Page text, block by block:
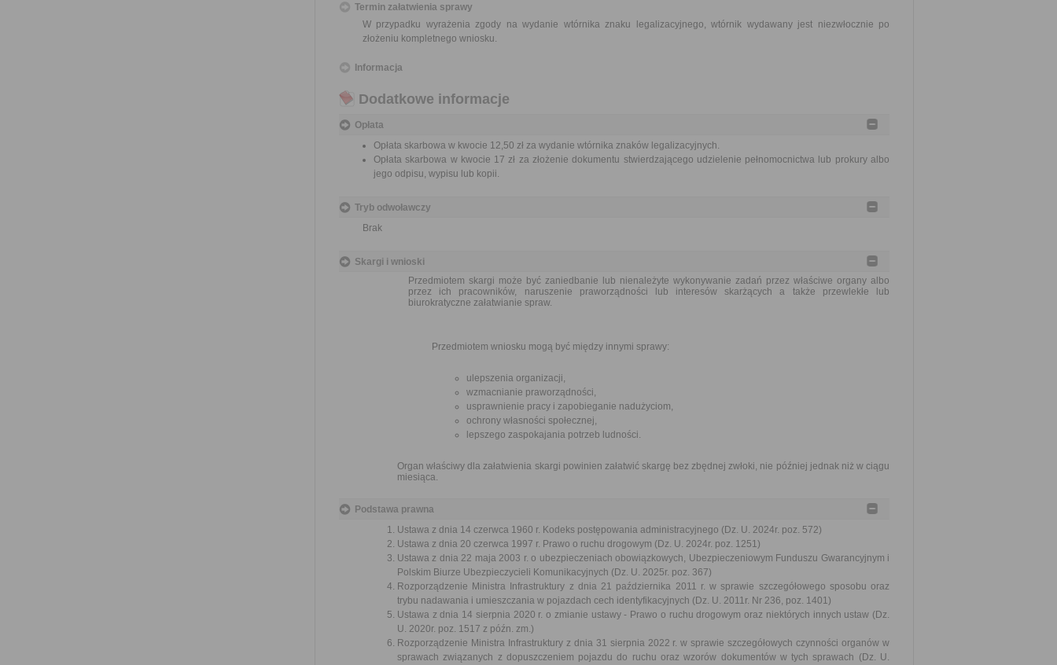
Termin załatwienia sprawy
W przypadku wyrażenia zgody na wydanie wtórnika znaku legalizacyjnego, wtórnik wydawany jest niezwłocznie po
złożeniu kompletnego wniosku.
Informacja
Dodatkowe informacje
Opłata
Opłata skarbowa w kwocie 12,50 zł za wydanie wtórnika znaków legalizacyjnych.
Opłata skarbowa w kwocie 17 zł za złożenie dokumentu stwierdzającego udzielenie pełnomocnictwa lub prokury albo
jego odpisu, wypisu lub kopii.
Tryb odwoławczy
Brak
Skargi i wnioski
Przedmiotem skargi może być zaniedbanie lub nienależyte wykonywanie zadań przez właściwe organy albo
przez ich pracowników, naruszenie praworządności lub interesów skarżących a także przewlekłe lub
biurokratyczne załatwianie spraw.
Przedmiotem wniosku mogą być między innymi sprawy:
ulepszenia organizacji,
wzmacnianie praworządności,
usprawnienie pracy i zapobieganie nadużyciom,
ochrony własności społecznej,
lepszego zaspokajania potrzeb ludności.
Organ właściwy dla załatwienia skargi powinien załatwić skargę bez zbędnej zwłoki, nie później jednak niż w ciągu
miesiąca.
Podstawa prawna
Ustawa z dnia 14 czerwca 1960 r. Kodeks postępowania administracyjnego (Dz. U. 2024r. poz. 572)
Ustawa z dnia 20 czerwca 1997 r. Prawo o ruchu drogowym (Dz. U. 2024r. poz. 1251)
Ustawa z dnia 22 maja 2003 r. o ubezpieczeniach obowiązkowych, Ubezpieczeniowym Funduszu Gwarancyjnym i
Polskim Biurze Ubezpieczycieli Komunikacyjnych (Dz. U. 2025r. poz. 367)
Rozporządzenie Ministra Infrastruktury z dnia 21 października 2011 r. w sprawie szczegółowego sposobu oraz
trybu nadawania i umieszczania w pojazdach cech identyfikacyjnych (Dz. U. 2011r. Nr 236, poz. 1401)
Ustawa z dnia 14 sierpnia 2020 r. o zmianie ustawy - Prawo o ruchu drogowym oraz niektórych innych ustaw (Dz.
U. 2020r. poz. 1517 z późn. zm.)
Rozporządzenie Ministra Infrastruktury z dnia 31 sierpnia 2022 r. w sprawie szczegółowych czynności organów w
sprawach związanych z dopuszczeniem pojazdu do ruchu oraz wzorów dokumentów w tych sprawach (Dz. U.